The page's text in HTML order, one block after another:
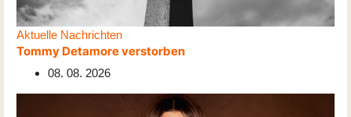
Aktuelle Nachrichten
Tommy Detamore verstorben
08. 08. 2026